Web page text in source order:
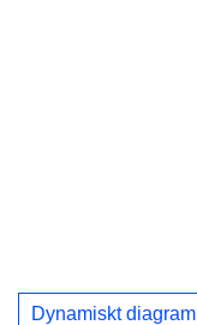
Dynamiskt diagram